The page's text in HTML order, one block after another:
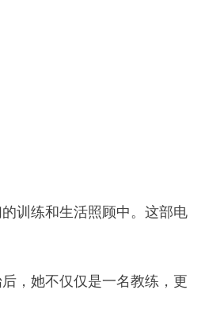
训练和生活照顾中。这部电
，她不仅仅是一名教练，更